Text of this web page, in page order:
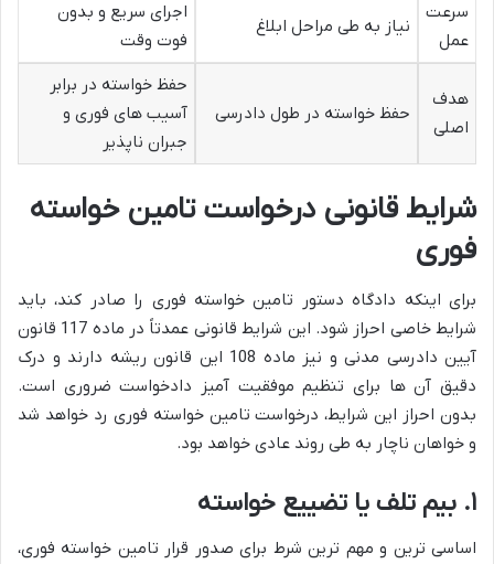
سرعت
عمل
نیاز به طی مراحل ابلاغ
اجرای سریع و بدون
فوت وقت
هدف
اصلی
حفظ خواسته در طول دادرسی
حفظ خواسته در برابر
آسیب های فوری و
جبران ناپذیر
شرایط قانونی درخواست تامین خواسته
فوری
برای اینکه دادگاه دستور تامین خواسته فوری را صادر کند، باید
شرایط خاصی احراز شود. این شرایط قانونی عمدتاً در ماده 117 قانون
آیین دادرسی مدنی و نیز ماده 108 این قانون ریشه دارند و درک
دقیق آن ها برای تنظیم موفقیت آمیز دادخواست ضروری است.
بدون احراز این شرایط، درخواست تامین خواسته فوری رد خواهد شد
و خواهان ناچار به طی روند عادی خواهد بود.
۱. بیم تلف یا تضییع خواسته
اساسی ترین و مهم ترین شرط برای صدور قرار تامین خواسته فوری،